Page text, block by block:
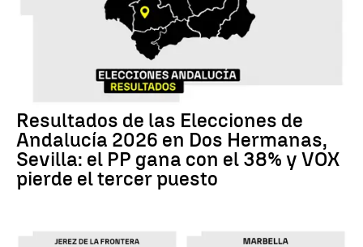
Resultados de las Elecciones de
Andalucía 2026 en Dos Hermanas,
Sevilla: el PP gana con el 38% y VOX
pierde el tercer puesto